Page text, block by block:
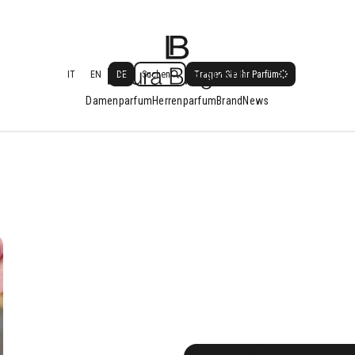
IT EN DE Suchen Tragen Sie Ihr Parfüm
DamenparfumHerrenparfumBrand News
es die Stärke und Schönheit
Weiblichkeit in einer wertvollen
Flasche ein.
KAUFEN